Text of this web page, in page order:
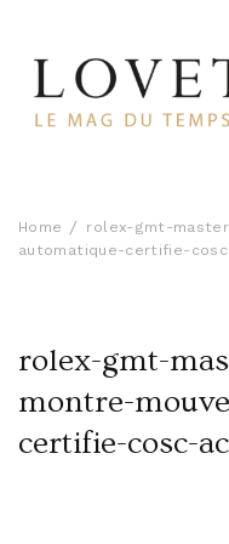
Home
rolex-gmt-
automatique-certifie-
rolex-gmt-
montre-
certifie-cosc-